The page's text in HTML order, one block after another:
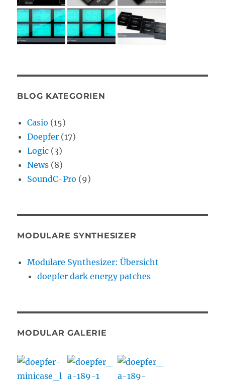
BLOG KATEGORIEN
Casio (15)
Doepfer (17)
Logic (3)
News (8)
SoundC-Pro (9)
MODULARE SYNTHESIZER
Modulare Synthesizer: Übersicht
doepfer dark energy patches
MODULAR GALERIE